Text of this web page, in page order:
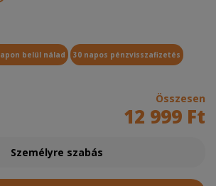
belül nálad 30 napos pénzvisszafizetés
Összesen
12 999 Ft
Személyre szabás